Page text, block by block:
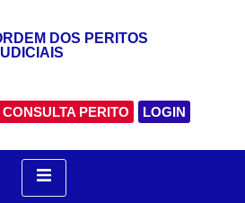
DOS PERITOS
CONSULTA PERITO LOGIN